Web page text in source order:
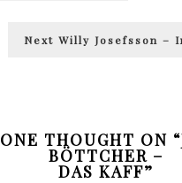
Next Next
post:
Willy Josefsson –
ONE THOUGHT ON “
BÖTTCHER –
DAS KAFF”